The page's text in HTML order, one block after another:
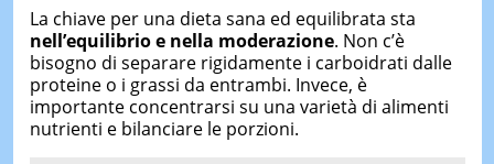
La chiave per una dieta sana ed equilibrata sta
nell’equilibrio e nella moderazione. Non c’è
bisogno di separare rigidamente i carboidrati dalle
proteine o i grassi da entrambi. Invece, è
importante concentrarsi su una varietà di alimenti
nutrienti e bilanciare le porzioni.